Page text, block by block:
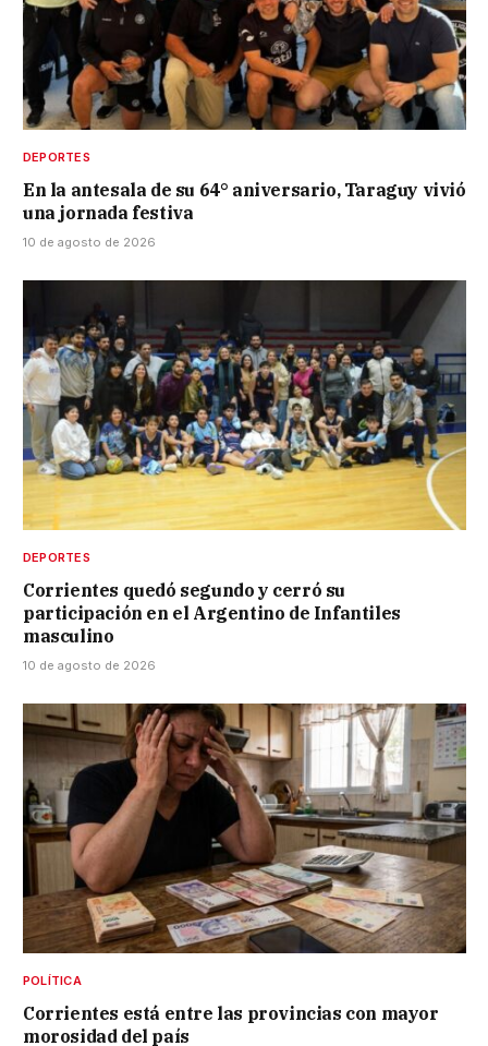
DEPORTES
En la antesala de su 64° aniversario, Taraguy vivió
una jornada festiva
10 de agosto de 2026
DEPORTES
Corrientes quedó segundo y cerró su
participación en el Argentino de Infantiles
masculino
10 de agosto de 2026
POLÍTICA
Corrientes está entre las provincias con mayor
morosidad del país